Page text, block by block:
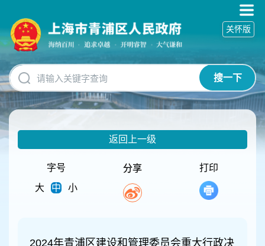
碍
操
明
跳
转
到
网
搜一下
关怀版
返回上一级
字号
大
中 小
分享 打印
2024年青浦区建设和管理委员会重大行政决